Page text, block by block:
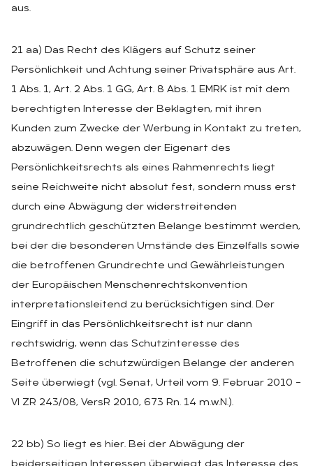
aus.
21 aa) Das Recht des Klägers auf Schutz seiner
Persönlichkeit und Achtung seiner Privatsphäre aus Art.
1 Abs. 1, Art. 2 Abs. 1 GG, Art. 8 Abs. 1 EMRK ist mit dem
berechtigten Interesse der Beklagten, mit ihren
Kunden zum Zwecke der Werbung in Kontakt zu treten,
abzuwägen. Denn wegen der Eigenart des
Persönlichkeitsrechts als eines Rahmenrechts liegt
seine Reichweite nicht absolut fest, sondern muss erst
durch eine Abwägung der widerstreitenden
grundrechtlich geschützten Belange bestimmt werden,
bei der die besonderen Umstände des Einzelfalls sowie
die betroffenen Grundrechte und Gewährleistungen
der Europäischen Menschenrechtskonvention
interpretationsleitend zu berücksichtigen sind. Der
Eingriff in das Persönlichkeitsrecht ist nur dann
rechtswidrig, wenn das Schutzinteresse des
Betroffenen die schutzwürdigen Belange der anderen
Seite überwiegt (vgl. Senat, Urteil vom 9. Februar 2010 –
VI ZR 243/08, VersR 2010, 673 Rn. 14 m.w.N.).
22 bb) So liegt es hier. Bei der Abwägung der